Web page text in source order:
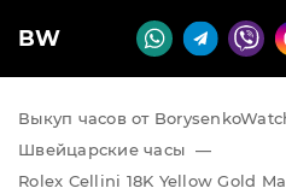
BW
Выкуп часов от
Швейцарские часы —
Rolex Cellini 18K Yellow Gold